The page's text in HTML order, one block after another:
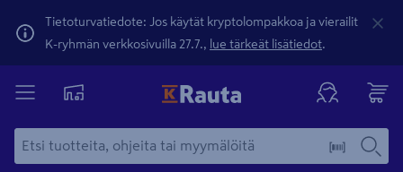
Tietoturvatiedote: Jos käytät kryptolompakkoa ja vierailit
K-ryhmän verkkosivuilla 27.7., lue tärkeät lisätiedot.